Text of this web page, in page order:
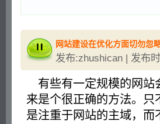
网站建设在优化方面切勿忽
发布:zhushican | 发布
有些有一定规模的网站
来是个很正确的方法。
是注重于网站的主域，